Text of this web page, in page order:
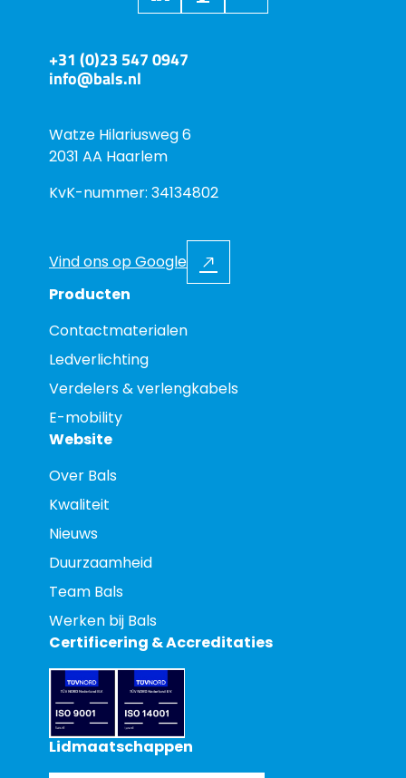
+31 (0)23 547 0947
info@bals.nl
Watze Hilariusweg 6
2031 AA Haarlem
KvK-nummer: 34134802
Vind ons op Google
Producten
Contactmaterialen
Ledverlichting
Verdelers & verlengkabels
E-mobility
Website
Over Bals
Kwaliteit
Nieuws
Duurzaamheid
Team Bals
Werken bij Bals
Certificering & Accreditaties
Lidmaatschappen